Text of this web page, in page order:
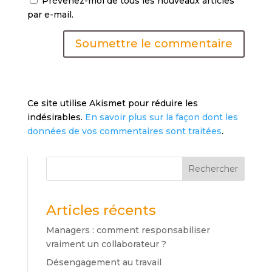
par e-mail.
Soumettre le commentaire
Ce site utilise Akismet pour réduire les
indésirables. En savoir plus sur la façon dont les
données de vos commentaires sont traitées.
Rechercher
Articles récents
Managers : comment responsabiliser
vraiment un collaborateur ?
Désengagement au travail